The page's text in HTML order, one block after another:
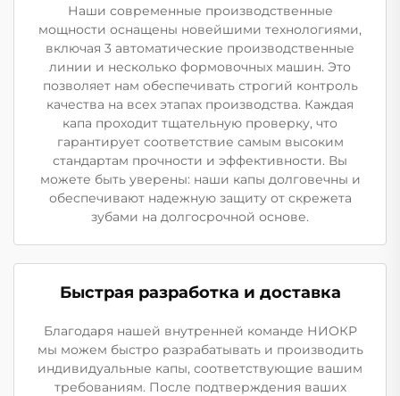
Наши современные производственные
мощности оснащены новейшими технологиями,
включая 3 автоматические производственные
линии и несколько формовочных машин. Это
позволяет нам обеспечивать строгий контроль
качества на всех этапах производства. Каждая
капа проходит тщательную проверку, что
гарантирует соответствие самым высоким
стандартам прочности и эффективности. Вы
можете быть уверены: наши капы долговечны и
обеспечивают надежную защиту от скрежета
зубами на долгосрочной основе.
Быстрая разработка и доставка
Благодаря нашей внутренней команде НИОКР
мы можем быстро разрабатывать и производить
индивидуальные капы, соответствующие вашим
требованиям. После подтверждения ваших